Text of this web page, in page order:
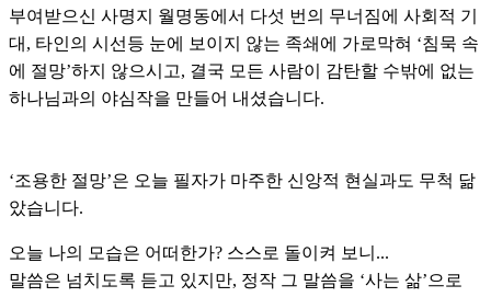
부여받으신 사명지 월명동에서 다섯 번의 무너짐에 사회적 기
대, 타인의 시선등 눈에 보이지 않는 족쇄에 가로막혀 ‘침묵 속
에 절망’하지 않으시고, 결국 모든 사람이 감탄할 수밖에 없는
하나님과의 야심작을 만들어 내셨습니다.
‘조용한 절망’은 오늘 필자가 마주한 신앙적 현실과도 무척 닮
았습니다.
오늘 나의 모습은 어떠한가? 스스로 돌이켜 보니...
말씀은 넘치도록 듣고 있지만, 정작 그 말씀을 ‘사는 삶’으로